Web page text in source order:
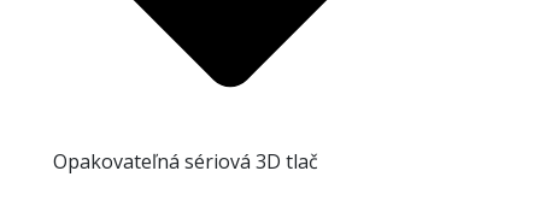
Opakovateľná sériová 3D tlač